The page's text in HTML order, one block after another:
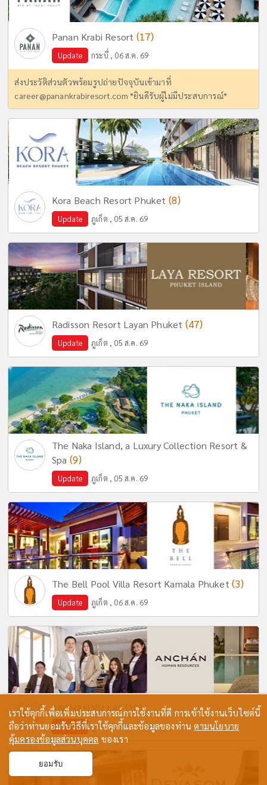
Panan Krabi Resort (17)
Update กระบี่ , 06 ส.ค. 69
ส่งประวัติส่วนตัวพร้อมรูปถ่ายปัจจุบันเข้ามาที่
career@panankrabiresort.com *ยินดีรับผู้ไม่มีประสบการณ์*
Kora Beach Resort Phuket (8)
Update ภูเก็ต , 05 ส.ค. 69
Radisson Resort Layan Phuket (47)
Update ภูเก็ต , 05 ส.ค. 69
The Naka Island, a Luxury Collection Resort &
Spa (9)
Update ภูเก็ต , 05 ส.ค. 69
The Bell Pool Villa Resort Kamala Phuket (3)
Update ภูเก็ต , 06 ส.ค. 69
ANCHAN VILLAS (10)
Update ภูเก็ต , 05 ส.ค. 69
เราใช้คุกกี้เพื่อเพิ่มประสบการณ์การใช้งานที่ดี การเข้าใช้งานเว็บไซต์นี้
ถือว่าท่านยอมรับวิธีที่เราใช้คุกกี้และข้อมูลของท่านตามนโยบาย
คุ้มครองข้อมูลส่วนบุคคล ของเรา
ยอมรับ